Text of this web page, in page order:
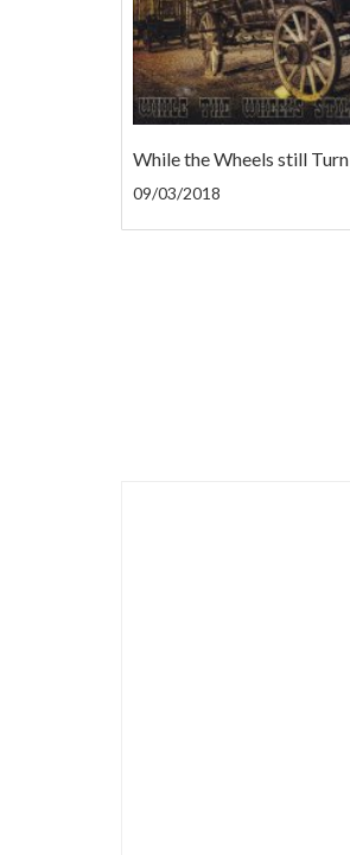
While the Wheels still Turn
09/03/2018